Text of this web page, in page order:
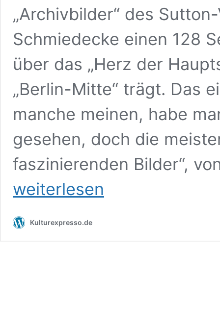
„Archivbilder“ des
Schmiedecke einen 128
über das „Herz der
„Berlin-Mitte“ trägt. Das
manche meinen, habe
gesehen, doch die
faszinierenden Bilder“,
weiterlesen
Kulturexpresso.de